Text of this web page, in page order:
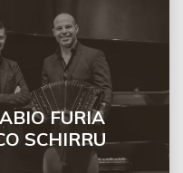
FURIA
SCHIRRU